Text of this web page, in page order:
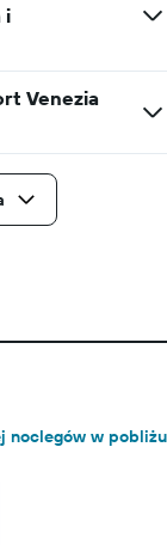
i
Venezia
noclegów w pobliżu